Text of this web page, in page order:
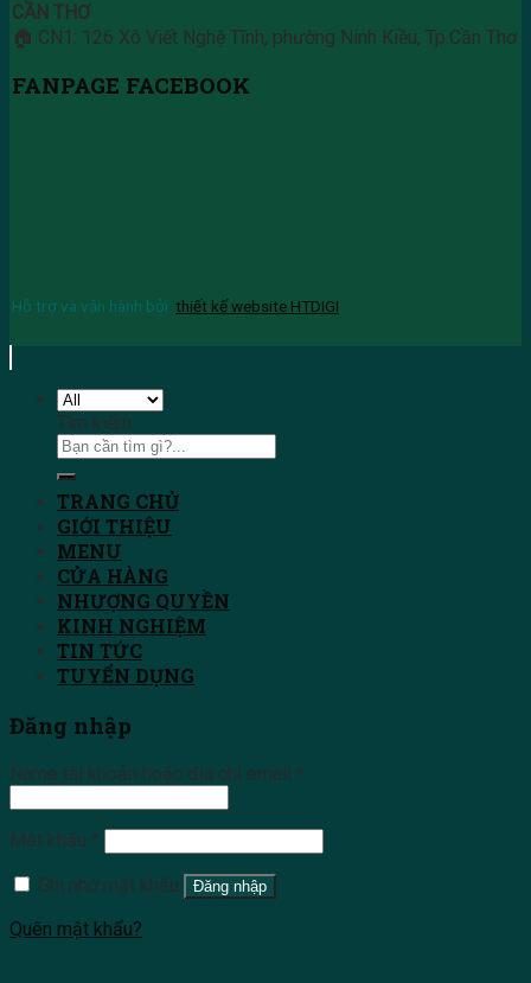
CẦN THƠ
🏠 CN1: 126 Xô Viết Nghệ Tĩnh, phường Ninh Kiều, Tp.Cần Thơ
FANPAGE FACEBOOK
Hỗ trợ và vận hành bởi: thiết kế website HTDIGI
Tìm kiếm:
TRANG CHỦ
GIỚI THIỆU
MENU
CỬA HÀNG
NHƯỢNG QUYỀN
KINH NGHIỆM
TIN TỨC
TUYỂN DỤNG
Đăng nhập
Name tài khoản hoặc địa chỉ email *
Mật khẩu *
Ghi nhớ mật khẩu
Đăng nhập
Quên mật khẩu?